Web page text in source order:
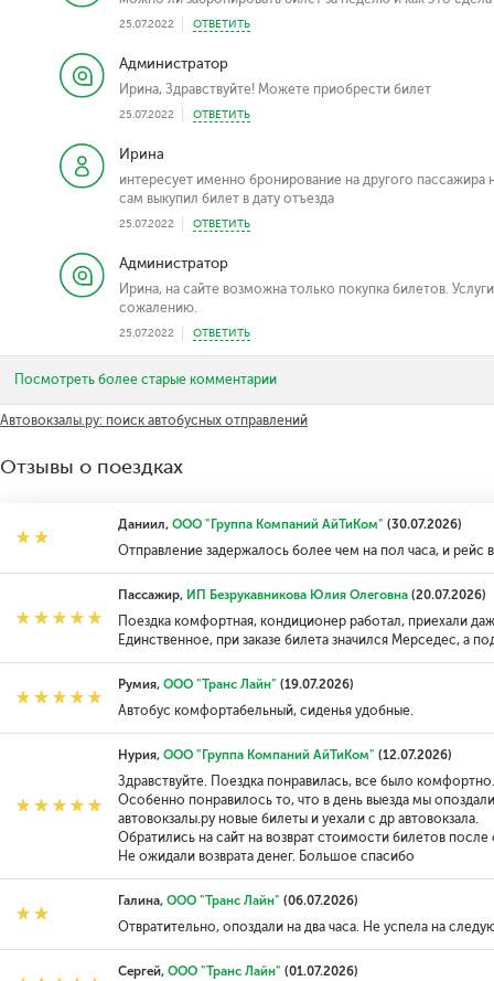
25.07.2022 ОТВЕТИТЬ
Администратор
Ирина, Здравствуйте! Можете приобрести билет
25.07.2022 ОТВЕТИТЬ
Ирина
интересует именно бронирование на другого
сам выкупил билет в дату отъезда
25.07.2022 ОТВЕТИТЬ
Администратор
Ирина, на сайте возможна только покупка билетов.
сожалению.
25.07.2022 ОТВЕТИТЬ
Посмотреть более старые комментарии
Автовокзалы.ру: поиск автобусных отправлений
Отзывы о поездках
Даниил, ООО "Группа Компаний АйТиКом" (30.07.2026)
Отправление задержалось более чем на пол часа, и рейс
Пассажир, ИП Безрукавникова Юлия Олеговна(20.07.2026)
Поездка комфортная, кондиционер работал, приехали
Единственное, при заказе билета значился Мерседес, а
Румия, ООО "Транс Лайн" (19.07.2026)
Автобус комфортабельный, сиденья удобные.
Нурия, ООО "Группа Компаний АйТиКом" (12.07.2026)
Здравствуйте. Поездка понравилась, все было комфортно.
Особенно понравилось то, что в день выезда мы
автовокзалы.ру новые билеты и уехали с др автовокзала.
Обратились на сайт на возврат стоимости билетов
Не ожидали возврата денег. Большое спасибо
Галина, ООО "Транс Лайн" (06.07.2026)
Отвратительно, опоздали на два часа. Не успела на
Сергей, ООО "Транс Лайн" (01.07.2026)